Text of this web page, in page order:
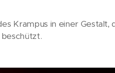
Krampus in einer Gestalt,